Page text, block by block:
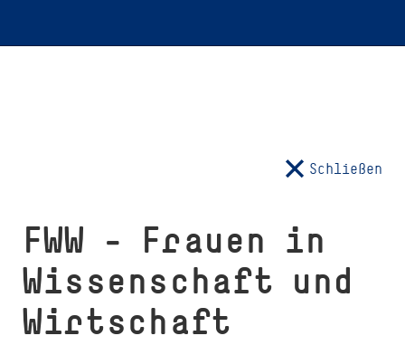
Schließen
FWW ‒ Frauen in
Wis­sen­schaft und
Wirtschaft